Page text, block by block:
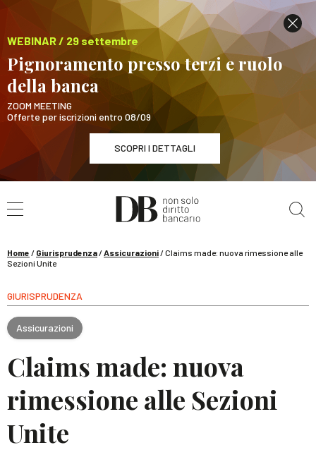
WEBINAR / 29 settembre
Pignoramento presso terzi e ruolo
della banca
ZOOM MEETING
Offerte per iscrizioni entro 08/09
SCOPRI I DETTAGLI
WEBINAR / 29 settembre
Pignoramento presso terzi e ruolo della banca
Home / Giurisprudenza/Assicurazioni/Claims made: nuova rimessione alle
Sezioni Unite
GIURISPRUDENZA
Assicurazioni
Claims made: nuova
rimessione alle Sezioni
Unite